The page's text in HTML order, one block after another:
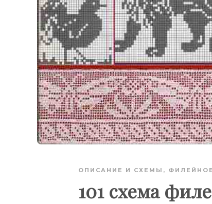
ОПИСАНИЕ И СХЕМЫ ,
101 схема